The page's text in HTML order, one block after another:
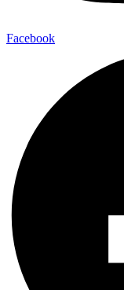
Facebook